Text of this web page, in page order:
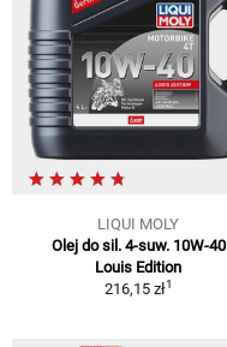
LIQUI MOLY
Olej do sil. 4-suw. 10W-40
Louis Edition
216,15 zł1